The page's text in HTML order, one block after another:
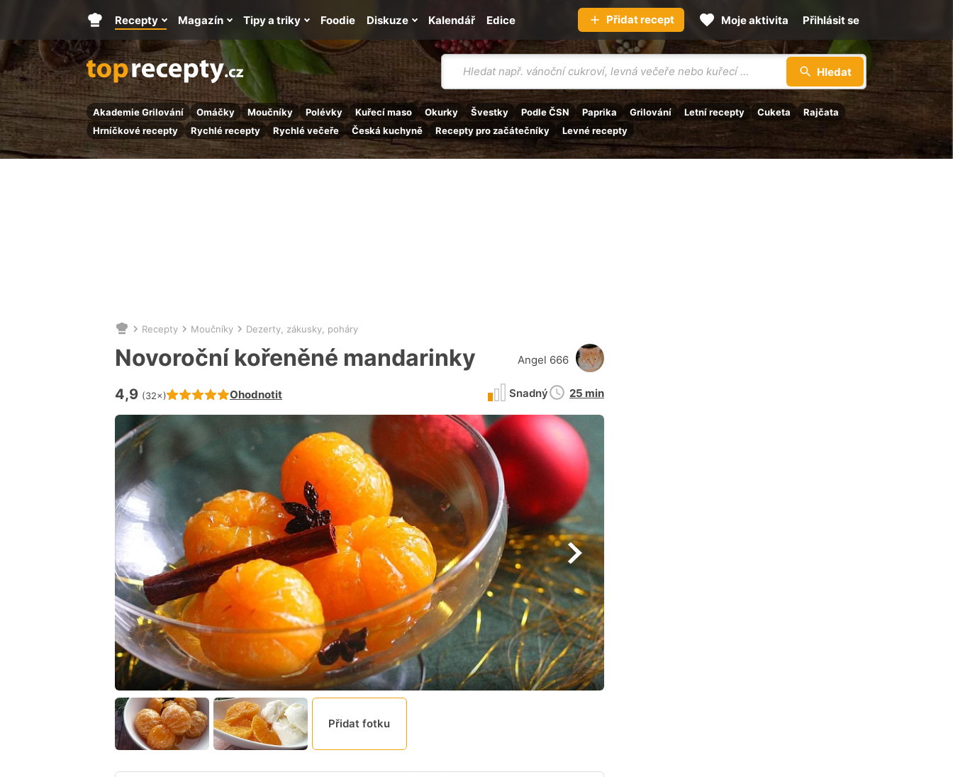
Vyhledávání
Hledat
Akademie Grilování Omáčky Moučníky Polévky Kuřecí maso Okurky Švestky Podle ČSN Paprika Grilování Letní recepty Cuketa
Rajčata
Hrníčkové recepty
Rychlé recepty Rychlé večeře Česká kuchyně Recepty pro začátečníky Levné recepty
Hlavní
stránka
Recepty Magazín Tipy a triky Kalendář
Foodie Diskuze Edice Přidat recept Moje aktivita Přihlásit se
Nacházíte
se
zde:
Recepty Moučníky Dezerty, zákusky, poháry
Novoroční kořeněné mandarinky
Hodnocení receptu je
4,9 (32×) Ohodnotit
Angel 666
Snadný
Doba
25 min
Přidat fotku